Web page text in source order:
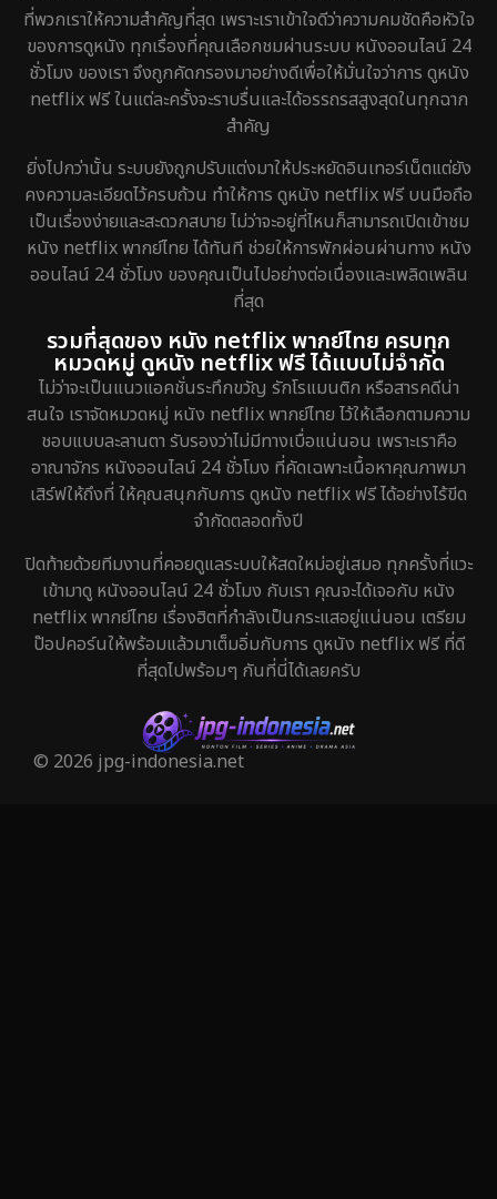
Erotic 7
Family ครอบครัว 149
Fiction 4
Gothic 5
HBO GO 7
HBO Max 1
Heist 5
Historical 25
History ประวัติศาสตร์ 45
Holiday 1
Horror สยองขวัญ 320
Inspirational แรงบันดาลใจ
ที่พวกเราให้ความสำคัญที่สุด เพราะเราเข้าใจดีว่าความคมชัดคือหัวใจ
ของการดูหนัง ทุกเรื่องที่คุณเลือกชมผ่านระบบ หนังออนไลน์ 24
ชั่วโมง ของเรา จึงถูกคัดกรองมาอย่างดีเพื่อให้มั่นใจว่าการ ดูหนัง
netflix ฟรี ในแต่ละครั้งจะราบรื่นและได้อรรถรสสูงสุดในทุกฉาก
สำคัญ
ยิ่งไปกว่านั้น ระบบยังถูกปรับแต่งมาให้ประหยัดอินเทอร์เน็ตแต่ยัง
คงความละเอียดไว้ครบถ้วน ทำให้การ ดูหนัง netflix ฟรี บนมือถือ
เป็นเรื่องง่ายและสะดวกสบาย ไม่ว่าจะอยู่ที่ไหนก็สามารถเปิดเข้าชม
หนัง netflix พากย์ไทย ได้ทันที ช่วยให้การพักผ่อนผ่านทาง หนัง
ออนไลน์ 24 ชั่วโมง ของคุณเป็นไปอย่างต่อเนื่องและเพลิดเพลิน
ที่สุด
รวมที่สุดของ หนัง netflix พากย์ไทย ครบทุก
หมวดหมู่ ดูหนัง netflix ฟรี ได้แบบไม่จำกัด
ไม่ว่าจะเป็นแนวแอคชั่นระทึกขวัญ รักโรแมนติก หรือสารคดีน่า
สนใจ เราจัดหมวดหมู่ หนัง netflix พากย์ไทย ไว้ให้เลือกตามความ
ชอบแบบละลานตา รับรองว่าไม่มีทางเบื่อแน่นอน เพราะเราคือ
อาณาจักร หนังออนไลน์ 24 ชั่วโมง ที่คัดเฉพาะเนื้อหาคุณภาพมา
เสิร์ฟให้ถึงที่ ให้คุณสนุกกับการ ดูหนัง netflix ฟรี ได้อย่างไร้ขีด
จำกัดตลอดทั้งปี
ปิดท้ายด้วยทีมงานที่คอยดูแลระบบให้สดใหม่อยู่เสมอ ทุกครั้งที่แวะ
เข้ามาดู หนังออนไลน์ 24 ชั่วโมง กับเรา คุณจะได้เจอกับ หนัง
netflix พากย์ไทย เรื่องฮิตที่กำลังเป็นกระแสอยู่แน่นอน เตรียม
ป๊อปคอร์นให้พร้อมแล้วมาเต็มอิ่มกับการ ดูหนัง netflix ฟรี ที่ดี
ที่สุดไปพร้อมๆ กันที่นี่ได้เลยครับ
© 2026 jpg-indonesia.net